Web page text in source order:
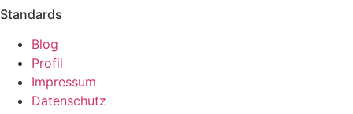
Standards
Blog
Profil
Impressum
Datenschutz